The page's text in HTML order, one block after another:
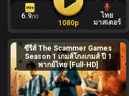
6.9/10
ไทย
มาสเตอร์
1080p
ซีรีส์ The Scammer Games
Season 1 เกมส์โกงเกมส์ ปี 1
พากย์ไทย [Full-HD]